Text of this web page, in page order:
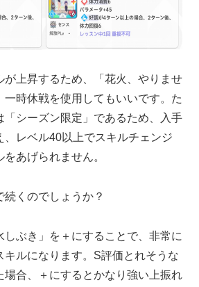
が上昇するため、「花火、やりませ
一時休戦を使用してもいいです。た
「シーズン限定」であるため、入手
、レベル40以上でスキルチェンジ
あげられません。
続くのでしょうか？
しぶき」を＋にすることで、非常に
キルになります。S評価とれそうな
場合、＋にするとかなり強い上振れ